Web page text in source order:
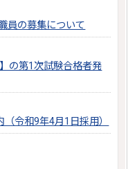
員の募集について
の第1次試験合格者発
令和9年4月1日採用）